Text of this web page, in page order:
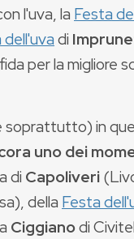
l'uva, la Festa
di
per la migliore
soprattutto) in
uno dei
di Capoliveri
della Festa
a Ciggianodi